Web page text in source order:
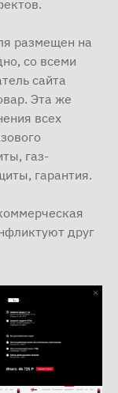
размещен на
со всеми
сайта
Эта же
всех
газ-
гарантия.
друг